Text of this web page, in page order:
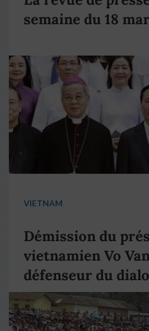
semaine du 18
VIETNAM
Démission du
vietnamien Vo
défenseur du
pape François